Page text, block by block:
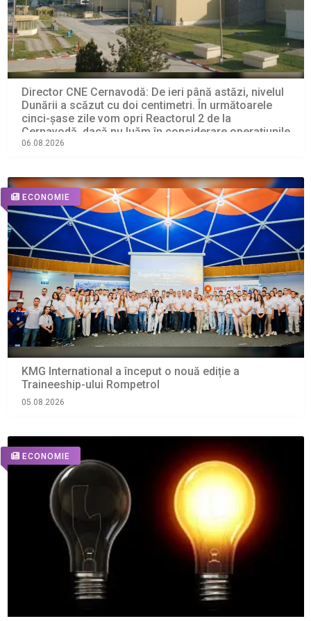
Director CNE Cernavodă: De ieri până astăzi, nivelul
Dunării a scăzut cu doi centimetri. În următoarele
cinci-şase zile vom opri Reactorul 2 de la
Cernavodă, dacă nu luăm în considerare operaţiunile
de astăzi cu barjele
06.08.2026
ECONOMIE
KMG International a început o nouă ediție a
Traineeship-ului Rompetrol
05.08.2026
ECONOMIE